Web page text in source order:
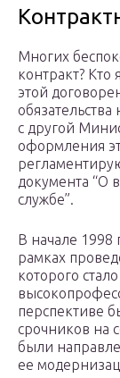
Многих
контракт? Кто
этой
с другой
оформления
документа “О
службе”.
В начале 1998
рамках
которого
перспективе
срочников на
были
ее